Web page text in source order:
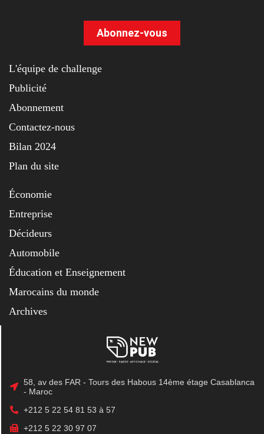
Abonnez-vous
L'équipe de challenge
Publicité
Abonnement
Contactez-nous
Bilan 2024
Plan du site
Économie
Entreprise
Décideurs
Automobile
Éducation et Enseignement
Marocains du monde
Archives
58, av des FAR - Tours des Habous 14ème étage Casablanca
- Maroc
+212 5 22 54 81 53 à 57
+212 5 22 30 97 07